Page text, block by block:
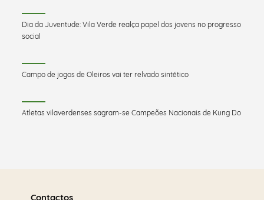
Dia da Juventude: Vila Verde realça papel dos jovens no progresso
social
Campo de jogos de Oleiros vai ter relvado sintético
Atletas vilaverdenses sagram-se Campeões Nacionais de Kung Do
Contactos